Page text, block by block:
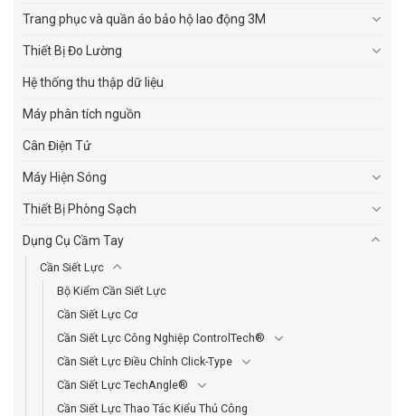
Trang phục và quần áo bảo hộ lao động 3M
Thiết Bị Đo Lường
Hệ thống thu thập dữ liệu
Máy phân tích nguồn
Cân Điện Tử
Máy Hiện Sóng
Thiết Bị Phòng Sạch
Dụng Cụ Cầm Tay
Cần Siết Lực
Bộ Kiểm Cần Siết Lực
Cần Siết Lực Cơ
Cần Siết Lực Công Nghiệp ControlTech®
Cần Siết Lực Điều Chỉnh Click-Type
Cần Siết Lực TechAngle®
Cần Siết Lực Thao Tác Kiểu Thủ Công